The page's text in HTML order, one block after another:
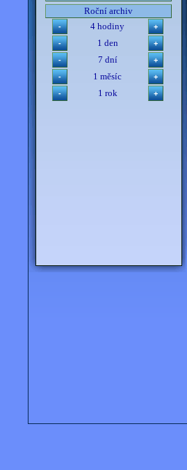
Roční archiv
4 hodiny
1 den
7 dní
1 měsíc
1 rok